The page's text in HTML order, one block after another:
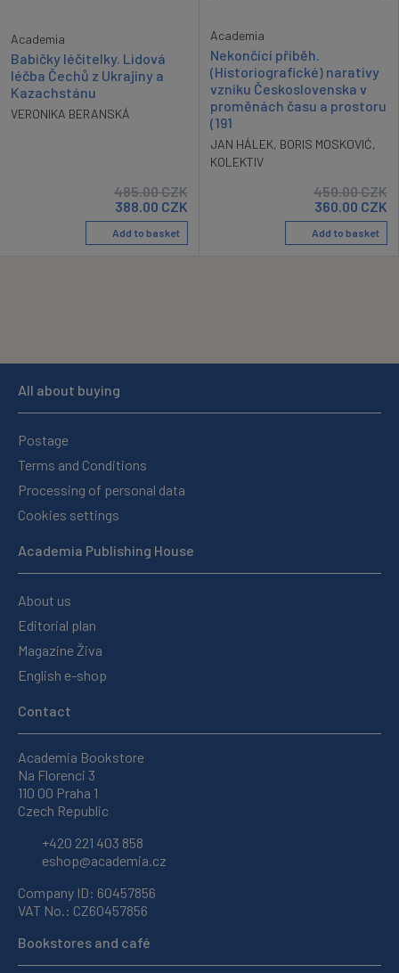
Academia
Babičky léčitelky. Lidová
léčba Čechů z Ukrajiny a
Kazachstánu
VERONIKA BERANSKÁ
485.00CZK
388.00 CZK
Add to basket
Academia
Nekončící příběh.
(Historiografické) narativy
vzniku Československa v
proměnách času a prostoru
(191
JAN HÁLEK, BORIS MOSKOVIĆ,
KOLEKTIV
450.00CZK
360.00 CZK
Add to basket
All about buying
Postage
Terms and Conditions
Processing of personal data
Cookies settings
Academia Publishing House
About us
Editorial plan
Magazine Živa
English e-shop
Contact
Academia Bookstore
Na Florenci 3
110 00 Praha 1
Czech Republic
+420 221 403 858
eshop@academia.cz
Company ID: 60457856
VAT No.: CZ60457856
Bookstores and café